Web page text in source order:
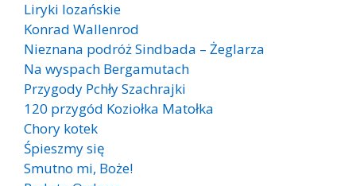
Liryki lozańskie
Konrad Wallenrod
Nieznana podróż Sindbada – Żeglarza
Na wyspach Bergamutach
Przygody Pchły Szachrajki
120 przygód Koziołka Matołka
Chory kotek
Śpieszmy się
Smutno mi, Boże!